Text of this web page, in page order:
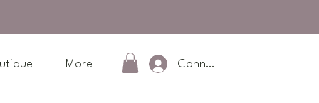
More Connexion